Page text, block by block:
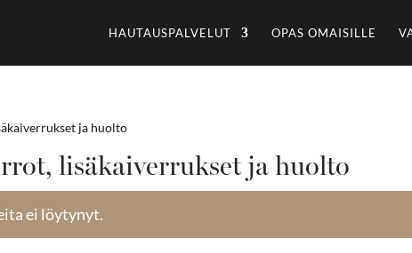
HAUTAUSPALVELUT OPAS OMAISILLE
ja huolto
lisäkaiverrukset ja huolto
ei löytynyt.